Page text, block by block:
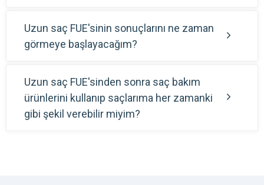
Uzun saç FUE'sinin sonuçlarını ne zaman
görmeye başlayacağım?
Uzun saç FUE'sinden sonra saç bakım
ürünlerini kullanıp saçlarıma her zamanki
gibi şekil verebilir miyim?